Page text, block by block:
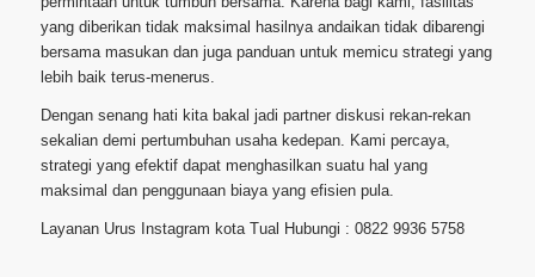
yang diberikan tidak maksimal hasilnya andaikan tidak dibarengi
bersama masukan dan juga panduan untuk memicu strategi yang
lebih baik terus-menerus.
Dengan senang hati kita bakal jadi partner diskusi rekan-rekan
sekalian demi pertumbuhan usaha kedepan. Kami percaya,
strategi yang efektif dapat menghasilkan suatu hal yang
maksimal dan penggunaan biaya yang efisien pula.
Layanan Urus Instagram kota Tual Hubungi : 0822 9936 5758